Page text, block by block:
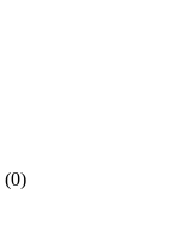
(0)